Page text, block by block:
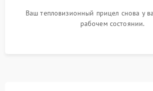
Ваш тепловизионный прицел снова у
рабочем состоянии.